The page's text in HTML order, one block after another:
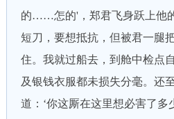
的……怎的'，郑君飞身跃上他
短刀，要想抵抗，但被君一腿
住。我就过船去，到舱中检点
及银钱衣服都未损失分毫。还
道：‘你这厮在这里想必害了多